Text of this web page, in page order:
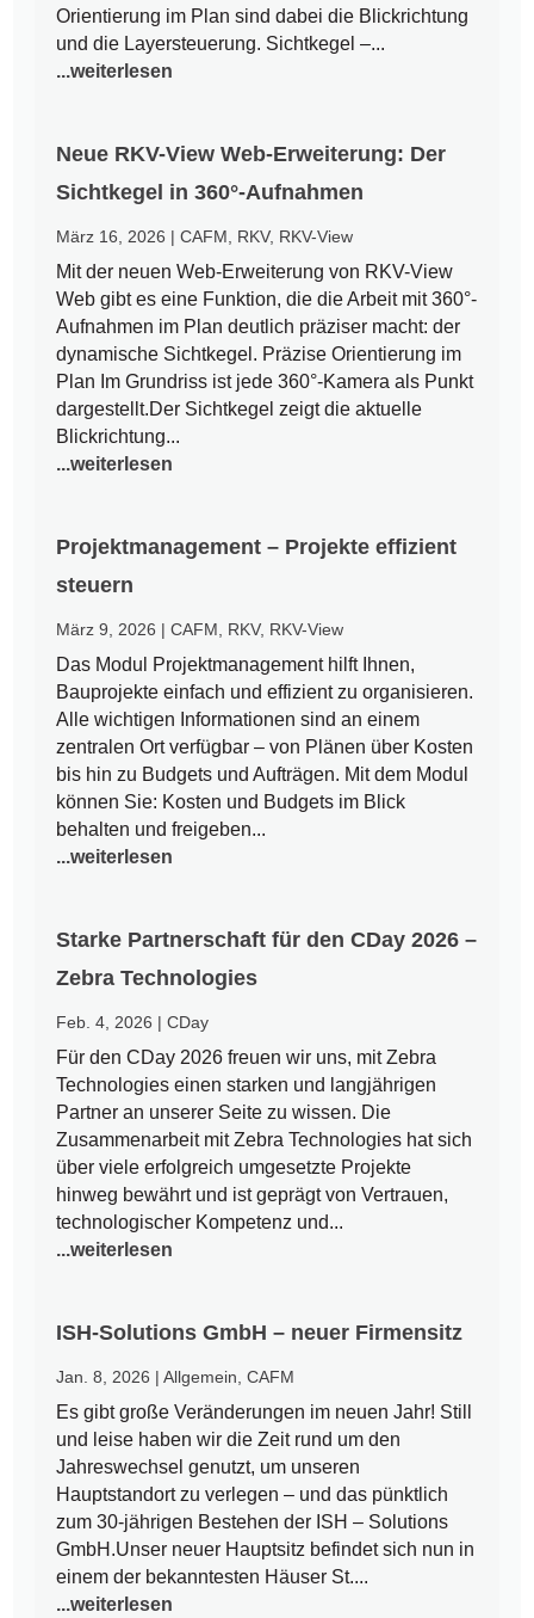
Orientierung im Plan sind dabei die Blickrichtung
und die Layersteuerung. Sichtkegel –...
...weiterlesen
Neue RKV-View Web-Erweiterung: Der
Sichtkegel in 360°-Aufnahmen
März 16, 2026 |CAFM RKV, RKV-View
Mit der neuen Web-Erweiterung von RKV-View
Web gibt es eine Funktion, die die Arbeit mit 360°-
Aufnahmen im Plan deutlich präziser macht: der
dynamische Sichtkegel. Präzise Orientierung im
Plan Im Grundriss ist jede 360°-Kamera als Punkt
dargestellt.Der Sichtkegel zeigt die aktuelle
Blickrichtung...
...weiterlesen
Projektmanagement – Projekte effizient
steuern
März 9, 2026 |CAFM RKV, RKV-View
Das Modul Projektmanagement hilft Ihnen,
Bauprojekte einfach und effizient zu organisieren.
Alle wichtigen Informationen sind an einem
zentralen Ort verfügbar – von Plänen über Kosten
bis hin zu Budgets und Aufträgen. Mit dem Modul
können Sie: Kosten und Budgets im Blick
behalten und freigeben...
...weiterlesen
Starke Partnerschaft für den CDay 2026 –
Zebra Technologies
Feb. 4, 2026 |CDay
Für den CDay 2026 freuen wir uns, mit Zebra
Technologies einen starken und langjährigen
Partner an unserer Seite zu wissen. Die
Zusammenarbeit mit Zebra Technologies hat sich
über viele erfolgreich umgesetzte Projekte
hinweg bewährt und ist geprägt von Vertrauen,
technologischer Kompetenz und...
...weiterlesen
ISH-Solutions GmbH – neuer Firmensitz
Jan. 8, 2026 |Allgemein ,CAFM
Es gibt große Veränderungen im neuen Jahr! Still
und leise haben wir die Zeit rund um den
Jahreswechsel genutzt, um unseren
Hauptstandort zu verlegen – und das pünktlich
zum 30-jährigen Bestehen der ISH – Solutions
GmbH.Unser neuer Hauptsitz befindet sich nun in
einem der bekanntesten Häuser St....
...weiterlesen